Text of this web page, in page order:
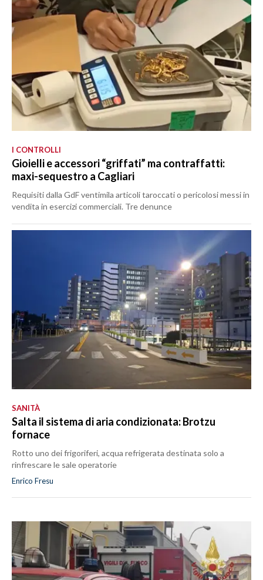
I CONTROLLI
Gioielli e accessori “griffati” ma contraffatti:
maxi-sequestro a Cagliari
Requisiti dalla GdF ventimila articoli taroccati o pericolosi messi in
vendita in esercizi commerciali. Tre denunce
SANITÀ
Salta il sistema di aria condizionata: Brotzu
fornace
Rotto uno dei frigoriferi, acqua refrigerata destinata solo a
rinfrescare le sale operatorie
Enrico Fresu